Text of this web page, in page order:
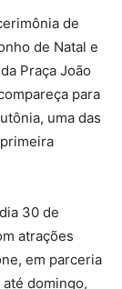
de
de Natal e
Praça João
para
uma das
30 de
atrações
em parceria
domingo,